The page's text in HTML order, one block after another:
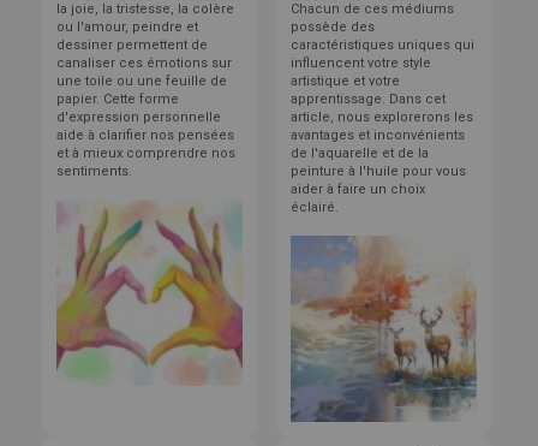
la joie, la tristesse, la colère
ou l'amour, peindre et
dessiner permettent de
canaliser ces émotions sur
une toile ou une feuille de
papier. Cette forme
d'expression personnelle
aide à clarifier nos pensées
et à mieux comprendre nos
sentiments.
Chacun de ces médiums
possède des
caractéristiques uniques qui
influencent votre style
artistique et votre
apprentissage. Dans cet
article, nous explorerons les
avantages et inconvénients
de l'aquarelle et de la
peinture à l'huile pour vous
aider à faire un choix
éclairé.